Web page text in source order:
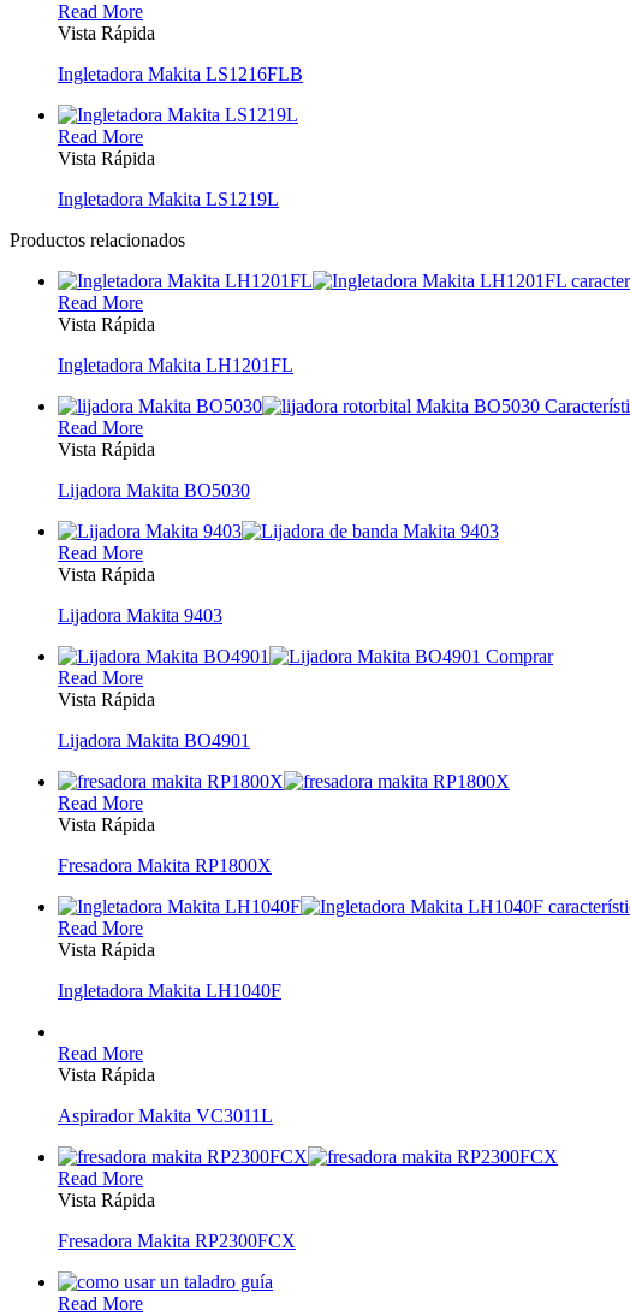
Read More
Vista Rápida
Ingletadora Makita LS1216FLB
Read More
Vista Rápida
Ingletadora Makita LS1219L
Productos relacionados
Read More
Vista Rápida
Ingletadora Makita LH1201FL
Read More
Vista Rápida
Lijadora Makita BO5030
Read More
Vista Rápida
Lijadora Makita 9403
Read More
Vista Rápida
Lijadora Makita BO4901
Read More
Vista Rápida
Fresadora Makita RP1800X
Read More
Vista Rápida
Ingletadora Makita LH1040F
Read More
Vista Rápida
Aspirador Makita VC3011L
Read More
Vista Rápida
Fresadora Makita RP2300FCX
Read More